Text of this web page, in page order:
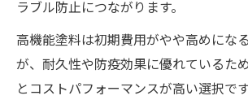
ラブル防止につながります。
高機能塗料は初期費用がやや高めにな
が、耐久性や防疫効果に優れているた
とコストパフォーマンスが高い選択で